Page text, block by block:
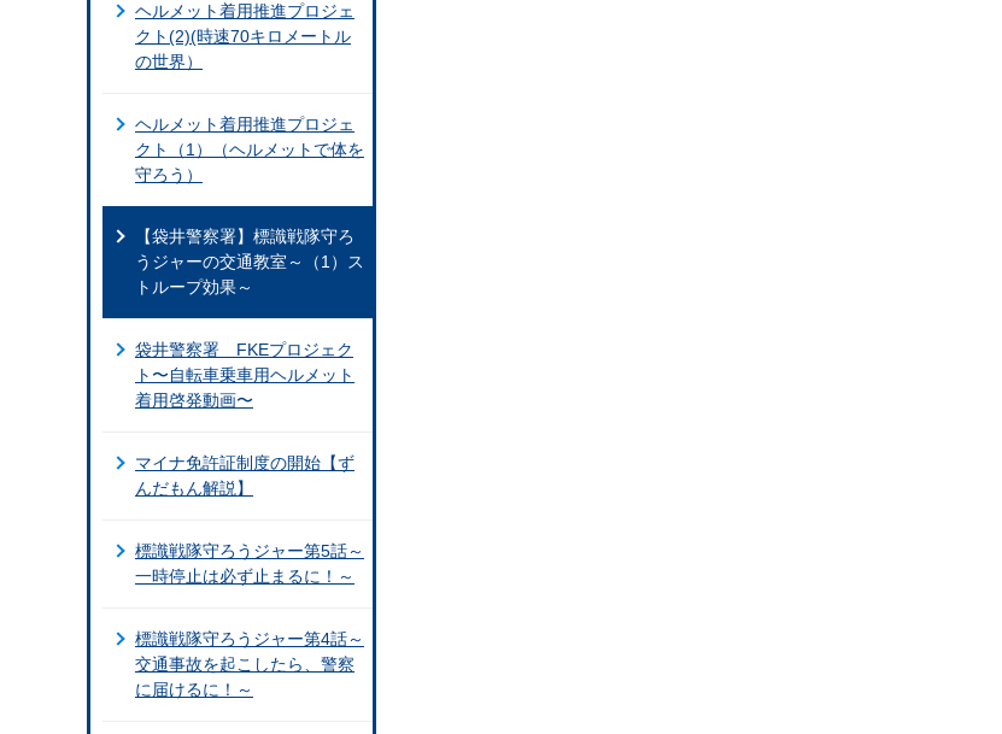
ヘルメット着用推進プロジェ
クト(2)(時速70キロメートル
の世界）
ヘルメット着用推進プロジェ
クト（1）（ヘルメットで体を
守ろう）
【袋井警察署】標識戦隊守ろ
うジャーの交通教室～（1）ス
トループ効果～
袋井警察署 FKEプロジェク
ト〜自転車乗車用ヘルメット
着用啓発動画〜
マイナ免許証制度の開始【ず
んだもん解説】
標識戦隊守ろうジャー第5話～
一時停止は必ず止まるに！～
標識戦隊守ろうジャー第4話～
交通事故を起こしたら、警察
に届けるに！～